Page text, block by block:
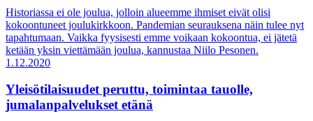
Historiassa ei ole joulua, jolloin alueemme ihmiset eivät olisi
kokoontuneet joulukirkkoon. Pandemian seurauksena näin tulee nyt
tapahtumaan. Vaikka fyysisesti emme voikaan kokoontua, ei jätetä
ketään yksin viettämään joulua, kannustaa Niilo Pesonen.
1.12.2020
Yleisötilaisuudet peruttu, toimintaa tauolle,
jumalanpalvelukset etänä